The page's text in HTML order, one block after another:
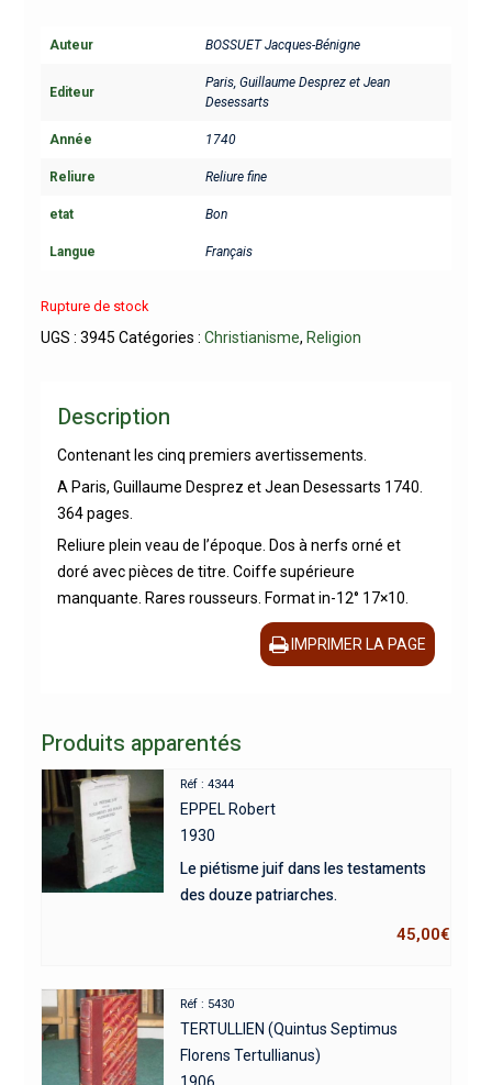
Auteur BOSSUET Jacques-Bénigne
Editeur
Paris, Guillaume Desprez et Jean
Desessarts
Année 1740
Reliure Reliure fine
etat Bon
Langue Français
Rupture de stock
UGS : 3945 Catégories : Christianisme, Religion
Description
Contenant les cinq premiers avertissements.
A Paris, Guillaume Desprez et Jean Desessarts 1740.
364 pages.
Reliure plein veau de l’époque. Dos à nerfs orné et
doré avec pièces de titre. Coiffe supérieure
manquante. Rares rousseurs. Format in-12° 17×10.
IMPRIMER LA PAGE
Produits apparentés
Réf : 4344
EPPEL Robert
1930
Le piétisme juif dans les testaments
des douze patriarches.
45,00€
Réf : 5430
TERTULLIEN (Quintus Septimus
Florens Tertullianus)